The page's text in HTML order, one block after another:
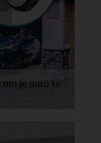
om je auto te